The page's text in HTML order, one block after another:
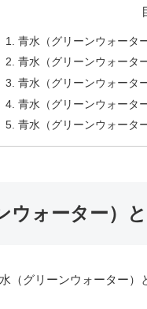
青水（グリーンウォータ
青水（グリーンウォータ
青水（グリーンウォータ
青水（グリーンウォータ
青水（グリーンウォータ
ウォーター）
（グリーンウォーター